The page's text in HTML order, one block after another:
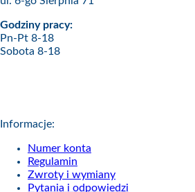
Godziny pracy:
Pn-Pt 8-18
Sobota 8-18
Informacje:
Numer konta
Regulamin
Zwroty i wymiany
Pytania i odpowiedzi